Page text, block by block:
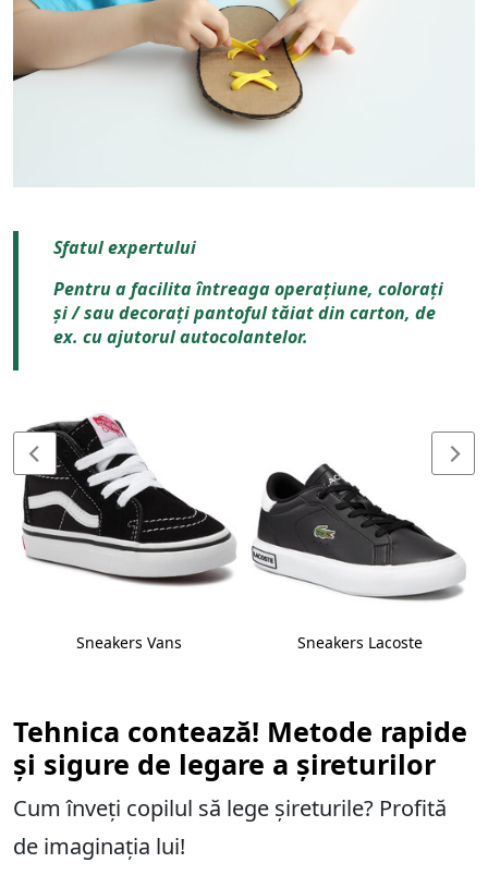
Sfatul expertului
Pentru a facilita întreaga operațiune, colorați
și / sau decorați pantoful tăiat din carton, de
ex. cu ajutorul autocolantelor.
Sneakers Vans Sneakers Lacoste
Tehnica contează! Metode rapide
și sigure de legare a șireturilor
Cum înveți copilul să lege șireturile? Profită
de imaginația lui!